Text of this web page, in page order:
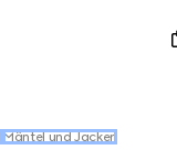
Mäntel und Jacken